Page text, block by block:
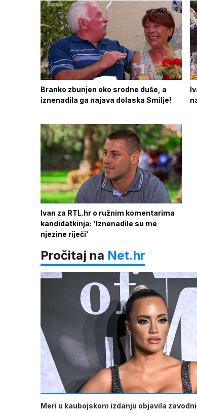
Branko zbunjen oko srodne duše, a
iznenadila ga najava dolaska Smilje!
Ivan za RTL.hr o ružnim komentarima
kandidatkinja: 'Iznenadile su me
njezine riječi'
Pročitaj na Net.hr
Meri u kaubojskom izdanju objavila